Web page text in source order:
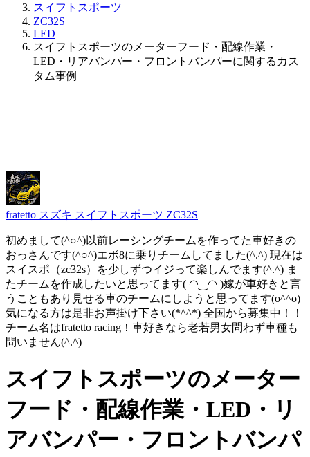
スイフトスポーツ
ZC32S
LED
スイフトスポーツのメーターフード・配線作業・
LED・リアバンパー・フロントバンパーに関するカス
タム事例
fratetto スズキ スイフトスポーツ ZC32S
初めまして(^○^)以前レーシングチームを作ってた車好きの
おっさんです(^○^)エボ8に乗りチームしてました(^.^) 現在は
スイスポ（zc32s）を少しずつイジって楽しんでます(^.^) ま
たチームを作成したいと思ってます( ◠‿◠ )嫁が車好きと言
うこともあり見せる車のチームにしようと思ってます(o^^o)
気になる方は是非お声掛け下さい(*^^*) 全国から募集中！！
チーム名はfratetto racing！車好きなら老若男女問わず車種も
問いません(^.^)
スイフトスポーツのメーター
フード・配線作業・LED・リ
アバンパー・フロントバンパ